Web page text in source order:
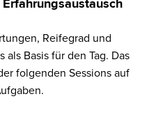
Reifegrad und
als Basis für den Tag. Das
folgenden Sessions auf